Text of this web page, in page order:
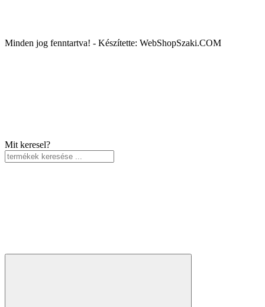
Minden jog fenntartva! - Készítette: WebShopSzaki.COM
Mit keresel?